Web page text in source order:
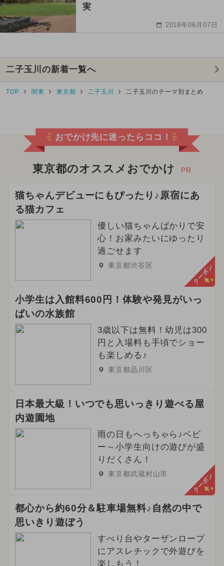
実
2018年06月07日
二子玉川の新着一覧へ
TOP 関東 東京都 二子玉川 二子玉川のテーマ別まとめ
おでかけ先に迷ったらココ！
東京都のオススメおでかけ PR
猫ちゃんデビューにもぴったり♪原宿にあ
る猫カフェ
優しい猫ちゃんばかりで安
心！お家みたいにゆったり
過ごせます
東京都渋谷区 クーポン
小学生は入館料600円！体験や発見がいっ
ぱいの水族館
3歳以下は無料！幼児は300
円と入場料も手頃でショー
も楽しめる♪
東京都品川区
日本最大級！いつでも思いっきり遊べる屋
内遊園地
雨の日もへっちゃら♪ベビ
ー～小学生向けの遊びが盛
りだくさん！
東京都武蔵村山市 クーポン
都心から約60分＆駐車場無料♪自然の中で
思いきり遊ぼう
すべり台やターザンロープ
にアスレチックで外遊びを
楽しもう！